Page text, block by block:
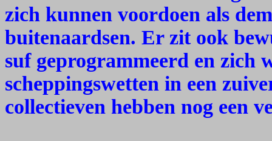
zich kunnen voordoen als
buitenaardsen. Er zit ook
suf geprogrammeerd en zich
scheppingswetten in een
collectieven hebben nog een